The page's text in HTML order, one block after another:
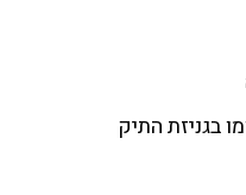
בגניזת התיק